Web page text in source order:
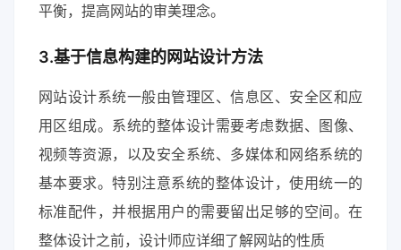
平衡，提高网站的审美理念。
3.基于信息构建的网站设计方法
网站设计系统一般由管理区、信息区、安全区和应
用区组成。系统的整体设计需要考虑数据、图像、
视频等资源，以及安全系统、多媒体和网络系统的
基本要求。特别注意系统的整体设计，使用统一的
标准配件，并根据用户的需要留出足够的空间。在
整体设计之前，设计师应详细了解网站的性质